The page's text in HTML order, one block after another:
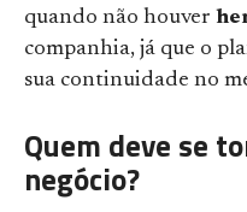
quando não houver
companhia, já que o
sua continuidade no
Quem deve se
negócio?